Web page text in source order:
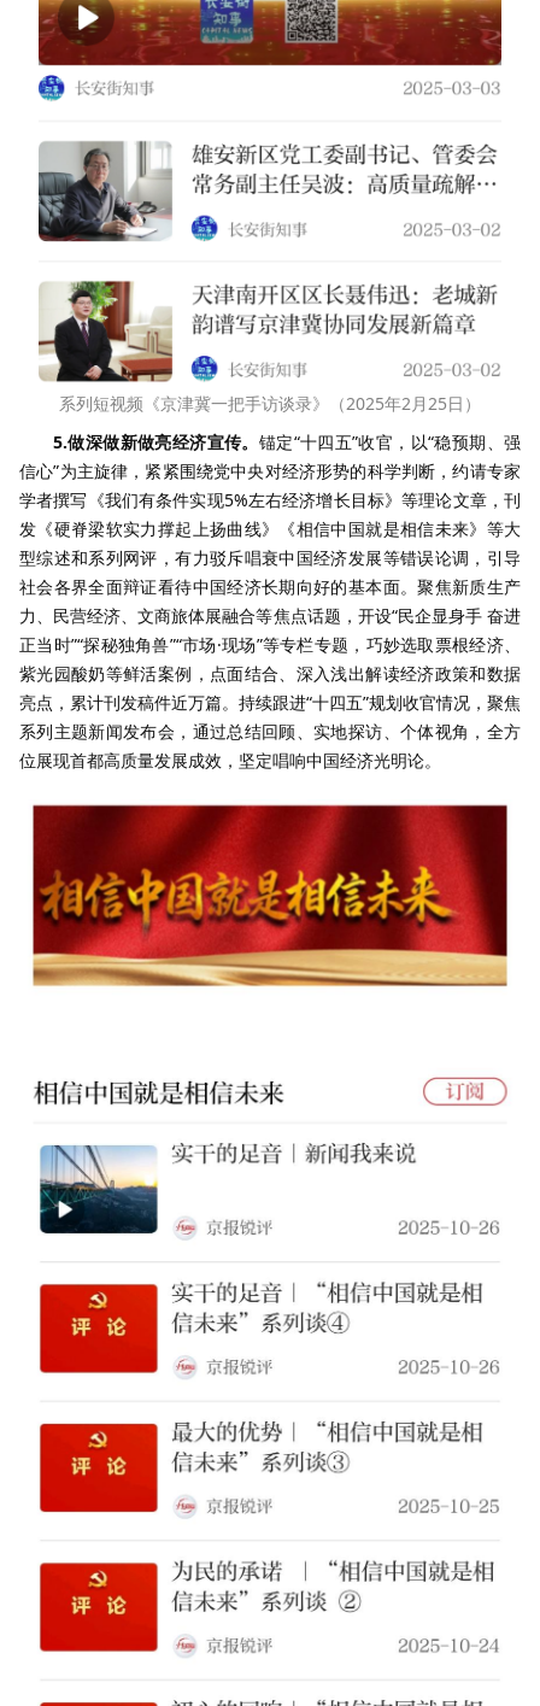
系列短视频《京津冀一把手访谈录》（2025年2月25日）
5.做深做新做亮经济宣传。 锚定“十四五”收官，以“稳预期、强
信心”为主旋律，紧紧围绕党中央对经济形势的科学判断，约请专家
学者撰写《我们有条件实现5%左右经济增长目标》等理论文章，刊
发《硬脊梁软实力撑起上扬曲线》《相信中国就是相信未来》等大
型综述和系列网评，有力驳斥唱衰中国经济发展等错误论调，引导
社会各界全面辩证看待中国经济长期向好的基本面。聚焦新质生产
力、民营经济、文商旅体展融合等焦点话题，开设“民企显身手 奋进
正当时”“探秘独角兽”“市场·现场”等专栏专题，巧妙选取票根经济、
紫光园酸奶等鲜活案例，点面结合、深入浅出解读经济政策和数据
亮点，累计刊发稿件近万篇。持续跟进“十四五”规划收官情况，聚焦
系列主题新闻发布会，通过总结回顾、实地探访、个体视角，全方
位展现首都高质量发展成效，坚定唱响中国经济光明论。